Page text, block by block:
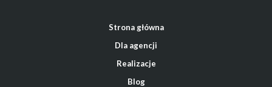
Strona główna
Dla agencji
Realizacje
Blog